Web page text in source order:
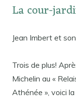
La cour-
Jean Imbert et
Trois de plus!
Michelin au «
Athénée », voici